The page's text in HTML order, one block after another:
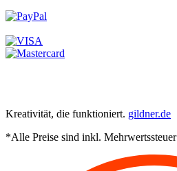
Kreativität, die funktioniert. gildner.de
*Alle Preise sind inkl. Mehrwertssteuer